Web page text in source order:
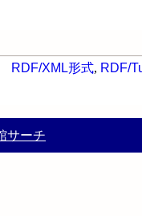
RDF/XML形式, RDF/
サーチ